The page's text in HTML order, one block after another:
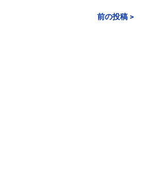
前の投稿 >